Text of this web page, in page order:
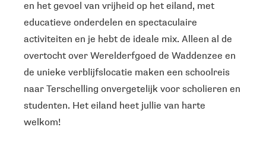
en het gevoel van vrijheid op het eiland, met
educatieve onderdelen en spectaculaire
activiteiten en je hebt de ideale mix. Alleen al de
overtocht over Werelderfgoed de Waddenzee en
de unieke verblijfslocatie maken een schoolreis
naar Terschelling onvergetelijk voor scholieren en
studenten. Het eiland heet jullie van harte
welkom!